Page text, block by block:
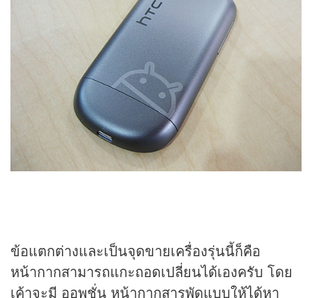
ข้อแตกต่างและเป็นจุดขายเครื่องรุ่นนี้ก็คือ
หน้ากากสามารถแกะถอดเปลี่ยนได้เองครับ โดย
เค้าจะมี ออพชั่น หน้ากากสารพัดแบบให้ได้หา